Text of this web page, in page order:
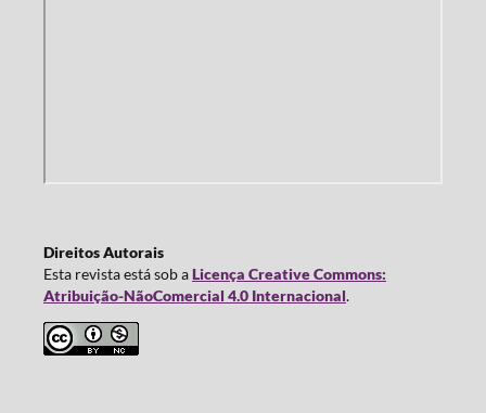
Direitos Autorais
Esta revista está sob aLicença Creative Commons:
Atribuição-NãoComercial 4.0 Internacional.